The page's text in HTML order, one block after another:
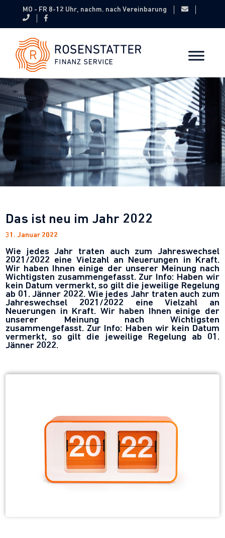
MO - FR 8-12 Uhr, nachm. nach Vereinbarung
Das ist neu im Jahr 2022
31. Januar 2022
Wie jedes Jahr traten auch zum Jahreswechsel
2021/2022 eine Vielzahl an Neuerungen in Kraft.
Wir haben Ihnen einige der unserer Meinung nach
Wichtigsten zusammengefasst. Zur Info: Haben wir
kein Datum vermerkt, so gilt die jeweilige Regelung
ab 01. Jänner 2022. Wie jedes Jahr traten auch zum
Jahreswechsel 2021/2022 eine Vielzahl an
Neuerungen in Kraft. Wir haben Ihnen einige der
unserer Meinung nach Wichtigsten
zusammengefasst. Zur Info: Haben wir kein Datum
vermerkt, so gilt die jeweilige Regelung ab 01.
Jänner 2022.